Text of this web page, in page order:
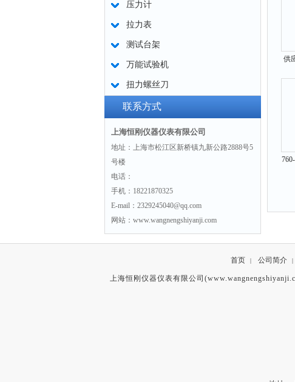
压力计
拉力表
测试台架
万能试验机
扭力螺丝刀
联系方式
上海恒刚仪器仪表有限公司
地址：上海市松江区新桥镇九新公路2888号5
号楼
电话：
手机：18221870325
E-mail：2329245040@qq.com
网站：www.wangnengshiyanji.com
供
首页 | 公司简介 |
上海恒刚仪器仪表有限公司